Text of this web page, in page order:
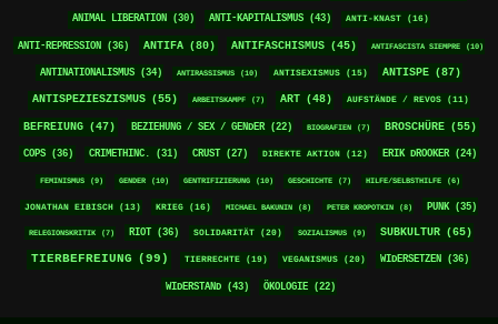
ANIMAL LIBERATION (30) ANTI-KAPITALISMUS (43) ANTI-KNAST (16)
ANTI-REPRESSION (36) ANTIFA (80) ANTIFASCHISMUS (45) ANTIFASCISTA SIEMPRE (10)
ANTINATIONALISMUS (34) ANTIRASSISMUS (10) ANTISEXISMUS (15) ANTISPE (87)
ANTISPEZIESZISMUS (55) ARBEITSKAMPF (7) ART (48) AUFSTÄNDE / REVOS (11)
BEFREIUNG (47) BEZIEHUNG / SEX / GENDER (22) BIOGRAFIEN (7) BROSCHÜRE (55)
COPS (36) CRIMETHINC. (31) CRUST (27) DIREKTE AKTION (12) ERIK DROOKER (24)
FEMINISMUS (9) GENDER (10) GENTRIFIZIERUNG (10) GESCHICHTE (7) HILFE/SELBSTHILFE (6)
JONATHAN EIBISCH (13) KRIEG (16) MICHAEL BAKUNIN (8) PETER KROPOTKIN (8) PUNK (35)
RELEGIONSKRITIK (7) RIOT (36) SOLIDARITÄT (20) SOZIALISMUS (9) SUBKULTUR (65)
TIERBEFREIUNG (99) TIERRECHTE (19) VEGANISMUS (20) WIDERSETZEN (36)
WIDERSTAND (43) ÖKOLOGIE (22)